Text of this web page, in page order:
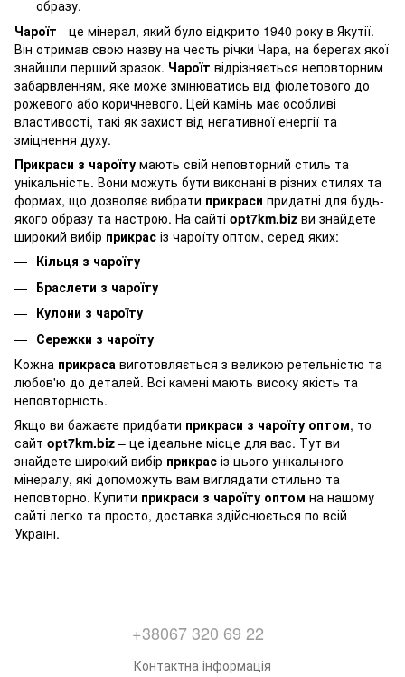
образу.
Чароїт - це мінерал, який було відкрито 1940 року в Якутії.
Він отримав свою назву на честь річки Чара, на берегах якої
знайшли перший зразок. Чароїт відрізняється неповторним
забарвленням, яке може змінюватись від фіолетового до
рожевого або коричневого. Цей камінь має особливі
властивості, такі як захист від негативної енергії та
зміцнення духу.
Прикраси з чароїту мають свій неповторний стиль та
унікальність. Вони можуть бути виконані в різних стилях та
формах, що дозволяє вибрати прикраси придатні для будь-
якого образу та настрою. На сайті opt7km.biz ви знайдете
широкий вибір прикрас із чароїту оптом, серед яких:
Кільця з чароїту
Браслети з чароїту
Кулони з чароїту
Сережки з чароїту
Кожна прикраса виготовляється з великою ретельністю та
любов'ю до деталей. Всі камені мають високу якість та
неповторність.
Якщо ви бажаєте придбати прикраси з чароїту оптом, то
сайт opt7km.biz – це ідеальне місце для вас. Тут ви
знайдете широкий вибір прикрас із цього унікального
мінералу, які допоможуть вам виглядати стильно та
неповторно. Купити прикраси з чароїту оптом на нашому
сайті легко та просто, доставка здійснюється по всій
Україні.
+38067 320 69 22
Контактна інформація